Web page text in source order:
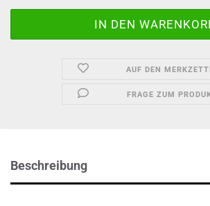
AUF DEN
FRAGE ZUM
Beschreibung